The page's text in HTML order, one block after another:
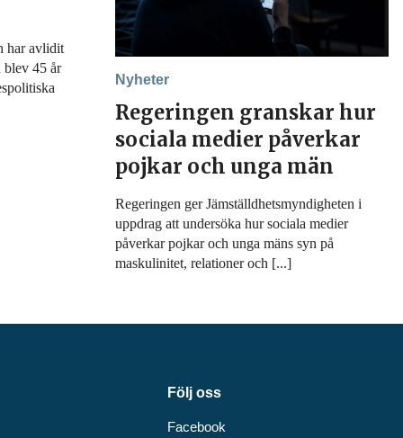
har avlidit
blev 45 år
Nyheter
Regeringen granskar hur
sociala medier påverkar
pojkar och unga män
Regeringen ger Jämställdhetsmyndigheten i
uppdrag att undersöka hur sociala medier
påverkar pojkar och unga mäns syn på
maskulinitet, relationer och [...]
Följ oss
Facebook